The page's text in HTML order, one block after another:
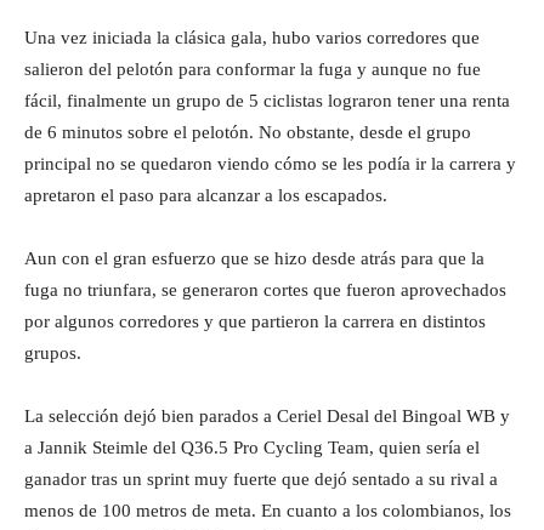
Una vez iniciada la clásica gala, hubo varios corredores que
salieron del pelotón para conformar la fuga y aunque no fue
fácil, finalmente un grupo de 5 ciclistas lograron tener una renta
de 6 minutos sobre el pelotón. No obstante, desde el grupo
principal no se quedaron viendo cómo se les podía ir la carrera y
apretaron el paso para alcanzar a los escapados.
Aun con el gran esfuerzo que se hizo desde atrás para que la
fuga no triunfara, se generaron cortes que fueron aprovechados
por algunos corredores y que partieron la carrera en distintos
grupos.
La selección dejó bien parados a Ceriel Desal del Bingoal WB y
a Jannik Steimle del Q36.5 Pro Cycling Team, quien sería el
ganador tras un sprint muy fuerte que dejó sentado a su rival a
menos de 100 metros de meta. En cuanto a los colombianos, los